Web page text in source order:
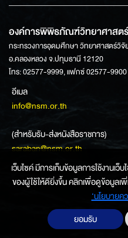
องค์การพิพิธภัณฑ์วิทยาศาสต
กระทรวงการอุดมศึกษา วิทยาศาสตร์วิ
อ.คลองหลวง จ.ปทุมธานี 12120
โทร: 02577-9999, แฟกซ์ 02577-9900
อีเมล
info@nsm.or.th
(สำหรับรับ-ส่งหนังสือราชการ)
saraban@nsm.or.th
เว็บไซค์ มีการเก็บข้อมูลการใช้งาน
ของผู้ใช้ให้ดียิ่งขึ้น คลิกเพื่อดูข้อมูลเ
‘นโยบาย
ยอมรับ